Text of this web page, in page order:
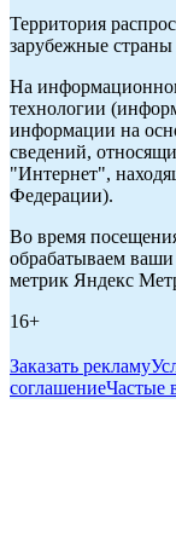
Территория
зарубежные страны
На
технологии
информации на
сведений,
"Интернет",
Федерации).
Во время
обрабатываем
метрик Яндекс
16+
Заказать рекламу
соглашениеЧастые